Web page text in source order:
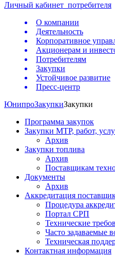
Личный кабинет потребителя
О компании
Деятельность
Корпоративное
Акционерам и
Потребителям
Закупки
Устойчивое развитие
Пресс-центр
ЮнипроЗакупкиЗакупки
Программа закупок
Закупки МТР, работ,
Архив
Закупки топлива
Архив
Поставщикам
Документы
Архив
Аккредитация
Процедура
Портал СРП
Технические
Часто задаваемые
Техническая
Контактная информация